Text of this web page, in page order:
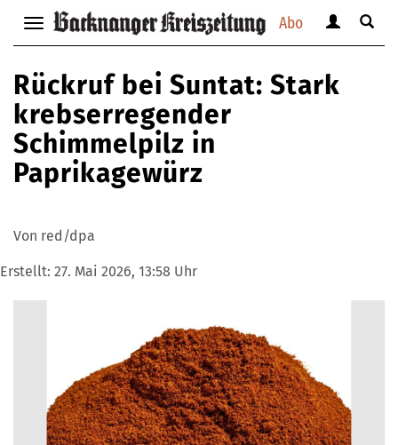
Abo
Navigation
anzeigen
bzw.
verbergen
anzeigen
verbergen
Suche
Rückruf bei Suntat: Stark
krebserregender
Schimmelpilz in
Paprikagewürz
Von red/dpa
Erstellt: 27. Mai 2026, 13:58 Uhr